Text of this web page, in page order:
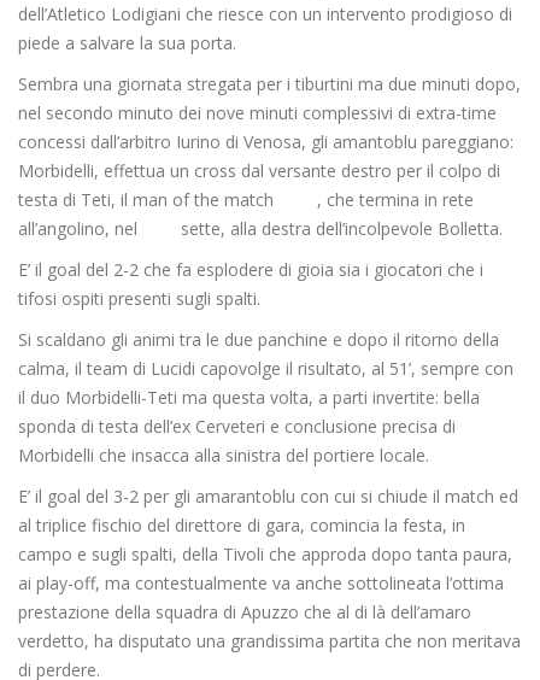
dell’Atletico Lodigiani che riesce con un intervento prodigioso di
piede a salvare la sua porta.
Sembra una giornata stregata per i tiburtini ma due minuti dopo,
nel secondo minuto dei nove minuti complessivi di extra-time
concessi dall’arbitro Iurino di Venosa, gli amantoblu pareggiano:
Morbidelli, effettua un cross dal versante destro per il colpo di
testa di Teti, il man of the match , che termina in rete
all’angolino, nel sette, alla destra dell’incolpevole Bolletta.
E’ il goal del 2-2 che fa esplodere di gioia sia i giocatori che i
tifosi ospiti presenti sugli spalti.
Si scaldano gli animi tra le due panchine e dopo il ritorno della
calma, il team di Lucidi capovolge il risultato, al 51’, sempre con
il duo Morbidelli-Teti ma questa volta, a parti invertite: bella
sponda di testa dell’ex Cerveteri e conclusione precisa di
Morbidelli che insacca alla sinistra del portiere locale.
E’ il goal del 3-2 per gli amarantoblu con cui si chiude il match ed
al triplice fischio del direttore di gara, comincia la festa, in
campo e sugli spalti, della Tivoli che approda dopo tanta paura,
ai play-off, ma contestualmente va anche sottolineata l’ottima
prestazione della squadra di Apuzzo che al di là dell’amaro
verdetto, ha disputato una grandissima partita che non meritava
di perdere.